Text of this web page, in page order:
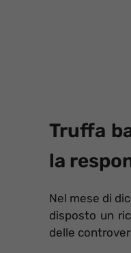
Truffa
la
Nel mese di
disposto un
delle